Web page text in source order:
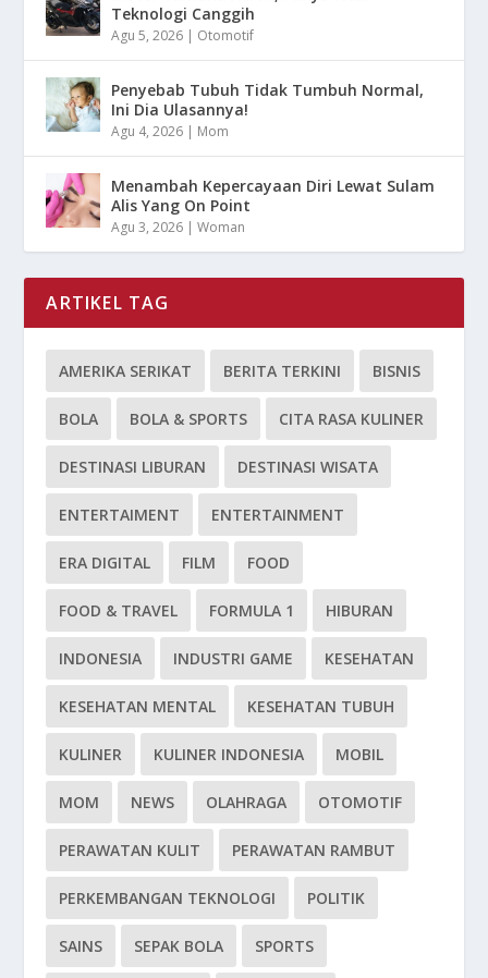
Teknologi Canggih
Agu 5, 2026 | Otomotif
Penyebab Tubuh Tidak Tumbuh Normal,
Ini Dia Ulasannya!
Agu 4, 2026 | Mom
Menambah Kepercayaan Diri Lewat Sulam
Alis Yang On Point
Agu 3, 2026 |Woman
ARTIKEL TAG
AMERIKA SERIKAT BERITA TERKINI BISNIS
BOLA BOLA & SPORTS CITA RASA KULINER
DESTINASI LIBURAN DESTINASI WISATA
ENTERTAIMENT ENTERTAINMENT
ERA DIGITAL FILM FOOD
FOOD & TRAVEL FORMULA 1 HIBURAN
INDONESIA INDUSTRI GAME KESEHATAN
KESEHATAN MENTAL KESEHATAN TUBUH
KULINER KULINER INDONESIA MOBIL
MOM NEWS OLAHRAGA OTOMOTIF
PERAWATAN KULIT PERAWATAN RAMBUT
PERKEMBANGAN TEKNOLOGI POLITIK
SAINS SEPAK BOLA SPORTS